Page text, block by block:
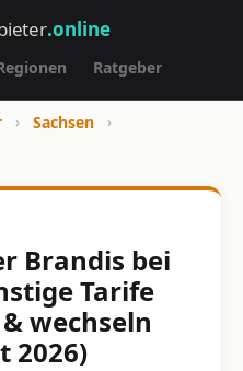
.online
Ratgeber
› Sachsen
›
Brandis bei
Tarife
wechseln
2026)